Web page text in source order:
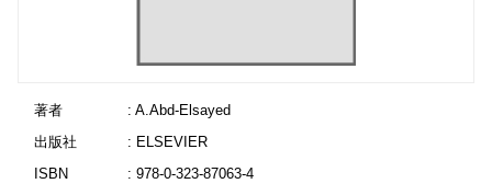
著者
: A.Abd-Elsayed
出版社
: ELSEVIER
ISBN
: 978-0-323-87063-4